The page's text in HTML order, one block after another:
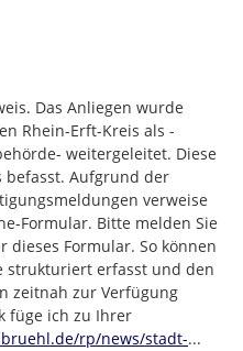
Das Anliegen wurde
Rhein-Erft-Kreis als -
weitergeleitet. Diese
Aufgrund der
verweise
Formular. Bitte melden Sie
Formular. So können
strukturiert erfasst und den
zeitnah zur Verfügung
füge ich zu Ihrer
rp/news/stadt-...